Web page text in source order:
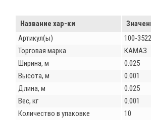
Название хар-ки
Артикул(ы)
100-
Торговая марка
КАМАЗ
Ширина, м
0.025
Высота, м
0.001
Длина, м
0.025
Вес, кг
0.001
Количество в упаковке
10